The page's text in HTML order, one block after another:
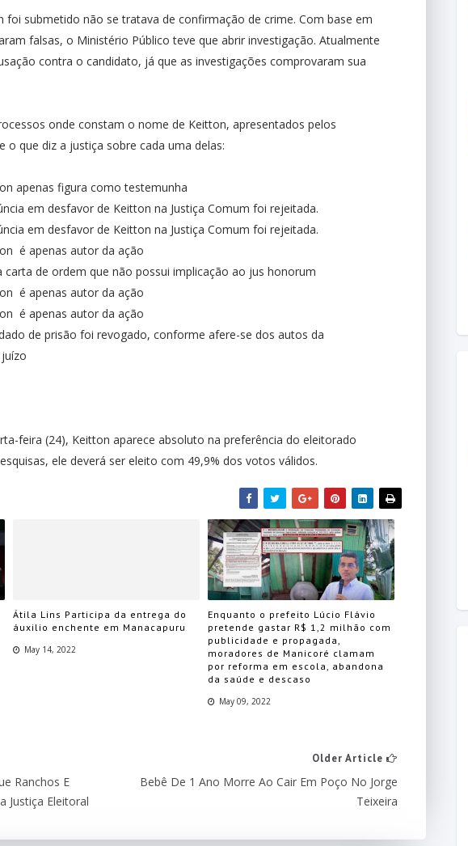
foi submetido não se tratava de confirmação de crime. Com base em
falsas, o Ministério Público teve que abrir investigação. Atualmente
contra o candidato, já que as investigações comprovaram sua
onde constam o nome de Keitton, apresentados pelos
que diz a justiça sobre cada uma delas:
apenas figura como testemunha
em desfavor de Keitton na Justiça Comum foi rejeitada.
em desfavor de Keitton na Justiça Comum foi rejeitada.
é apenas autor da ação
carta de ordem que não possui implicação ao jus honorum
é apenas autor da ação
é apenas autor da ação
de prisão foi revogado, conforme afere-se dos autos da
feira (24), Keitton aparece absoluto na preferência do eleitorado
ele deverá ser eleito com 49,9% dos votos válidos.
Átila Lins Participa da entrega do
áuxilio enchente em Manacapuru
May 14, 2022
Enquanto o prefeito Lúcio Flávio
pretende gastar R$ 1,2 milhão com
publicidade e propagada,
moradores de Manicoré clamam
por reforma em escola, abandona
da saúde e descaso
May 09, 2022
Ranchos E
Justiça Eleitoral
Older Article
Bebê De 1 Ano Morre Ao Cair Em Poço No Jorge
Teixeira